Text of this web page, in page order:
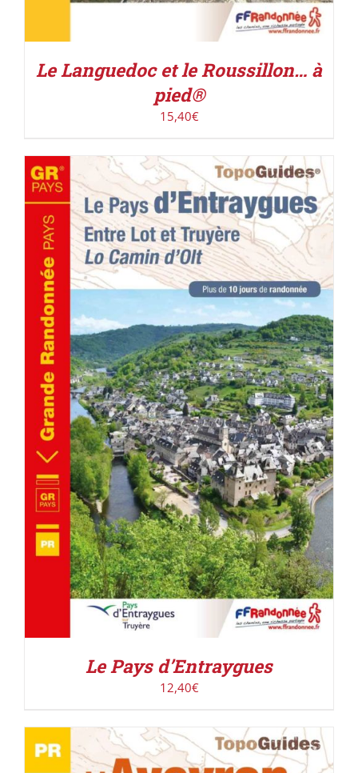
Le Languedoc et le Roussillon… à
pied®
15,40€
ACHETER LE PRODUIT / DÉTAILS
Le Pays d’Entraygues
12,40€